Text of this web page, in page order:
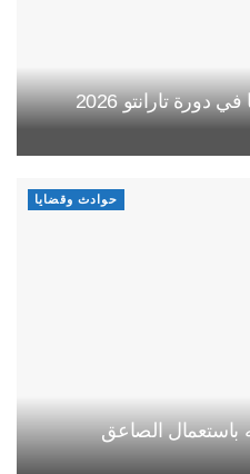
حوادث وقضايا
باستعمال الصاعق